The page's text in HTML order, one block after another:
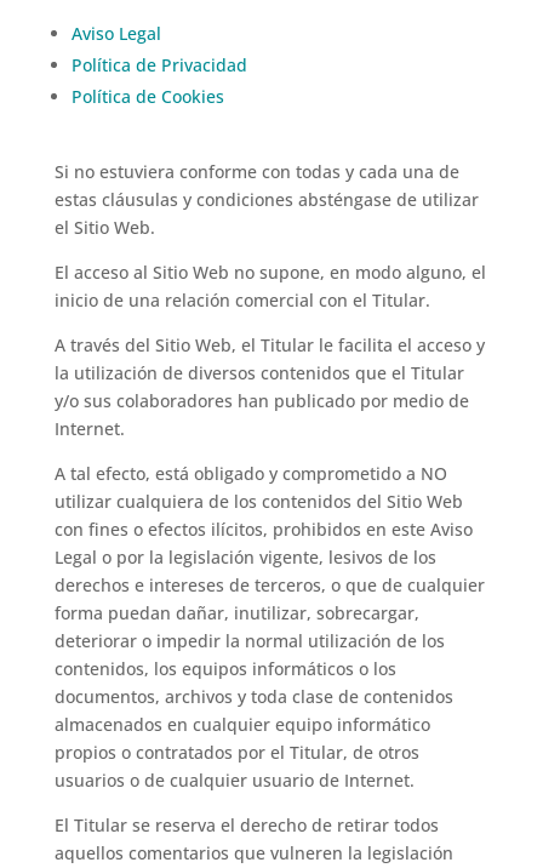
Aviso Legal
Política de Privacidad
Política de Cookies
Si no estuviera conforme con todas y cada una de
estas cláusulas y condiciones absténgase de utilizar
el Sitio Web.
El acceso al Sitio Web no supone, en modo alguno, el
inicio de una relación comercial con el Titular.
A través del Sitio Web, el Titular le facilita el acceso y
la utilización de diversos contenidos que el Titular
y/o sus colaboradores han publicado por medio de
Internet.
A tal efecto, está obligado y comprometido a NO
utilizar cualquiera de los contenidos del Sitio Web
con fines o efectos ilícitos, prohibidos en este Aviso
Legal o por la legislación vigente, lesivos de los
derechos e intereses de terceros, o que de cualquier
forma puedan dañar, inutilizar, sobrecargar,
deteriorar o impedir la normal utilización de los
contenidos, los equipos informáticos o los
documentos, archivos y toda clase de contenidos
almacenados en cualquier equipo informático
propios o contratados por el Titular, de otros
usuarios o de cualquier usuario de Internet.
El Titular se reserva el derecho de retirar todos
aquellos comentarios que vulneren la legislación